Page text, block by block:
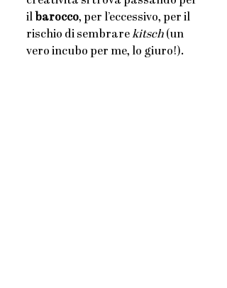
il barocco, per l’eccessivo, per il
rischio di sembrare kitsch (un
vero incubo per me, lo giuro!).